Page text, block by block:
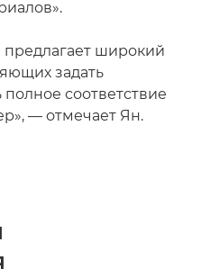
предлагает широкий
задать
соответствие
— отмечает Ян.